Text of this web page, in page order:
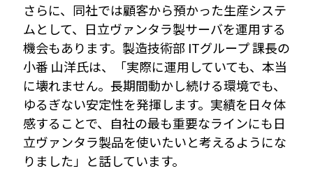
さらに、同社では顧客から預かった生産システ
ムとして、日立ヴァンタラ製サーバを運用する
機会もあります。製造技術部 ITグループ 課長の
小番 山洋氏は、「実際に運用していても、本当
に壊れません。長期間動かし続ける環境でも、
ゆるぎない安定性を発揮します。実績を日々体
感することで、自社の最も重要なラインにも日
立ヴァンタラ製品を使いたいと考えるようにな
りました」と話しています。